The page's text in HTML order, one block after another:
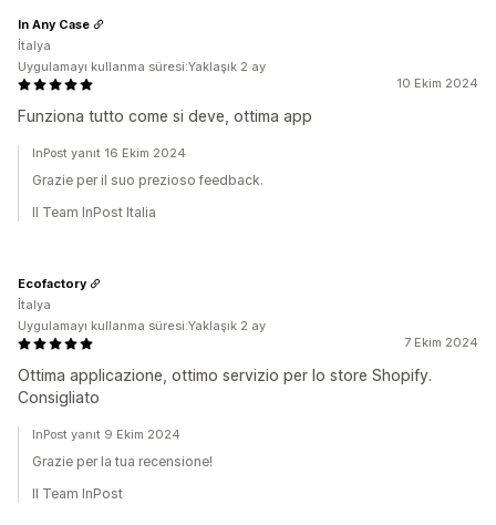
10 Ekim 2024
Funziona tutto come si deve, ottima app
In Any Case
İtalya
Uygulamayı kullanma süresi:Yaklaşık 2 ay
InPost yanıt 16 Ekim 2024
Grazie per il suo prezioso feedback.
Il Team InPost Italia
7 Ekim 2024
Ottima applicazione, ottimo servizio per lo store Shopify.
Consigliato
Ecofactory
İtalya
Uygulamayı kullanma süresi:Yaklaşık 2 ay
InPost yanıt 9 Ekim 2024
Grazie per la tua recensione!
Il Team InPost